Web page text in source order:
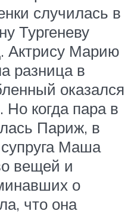
случилась в
Тургеневу
Актрису Марию
разница в
оказался
Но когда пара в
Париж, в
Маша
вещей и
о
что она